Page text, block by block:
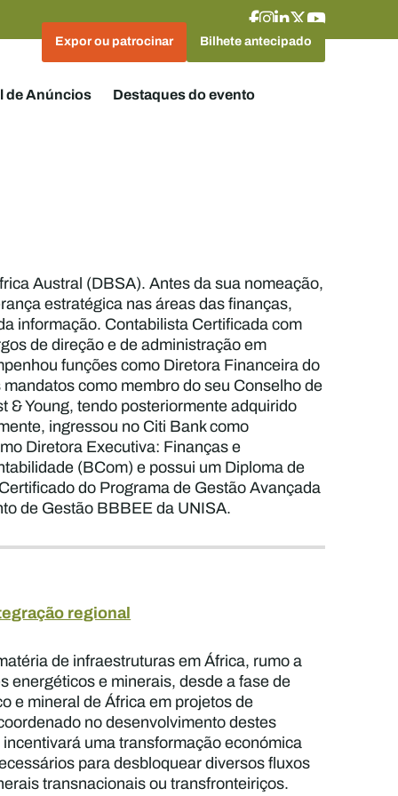
Expor ou patrocinar Bilhete antecipado
de Anúncios Destaques do evento
Austral (DBSA). Antes da sua nomeação,
estratégica nas áreas das finanças,
informação. Contabilista Certificada com
de direção e de administração em
funções como Diretora Financeira do
como membro do seu Conselho de
Young, tendo posteriormente adquirido
ingressou no Citi Bank como
Diretora Executiva: Finanças e
(BCom) e possui um Diploma de
do Programa de Gestão Avançada
de Gestão BBBEE da UNISA.
regional
de infraestruturas em África, rumo a
energéticos e minerais, desde a fase de
e mineral de África em projetos de
no desenvolvimento destes
uma transformação económica
para desbloquear diversos fluxos
transnacionais ou transfronteiriços.